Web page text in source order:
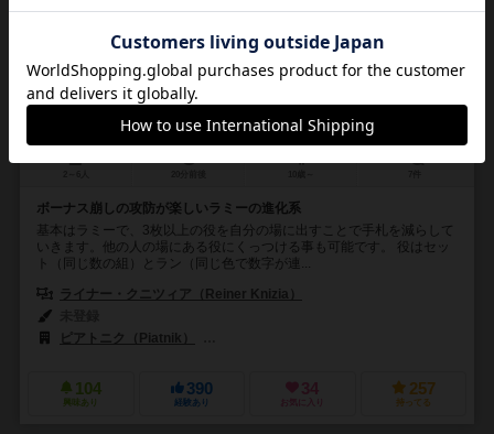
ラミー17
Rummy 17
6.0
ボーナス崩しの攻防が楽しいラミーの進化系
基本はラミーで、3枚以上の役を自分の場に出すことで手札を減らして
いきます。他の人の場にある役にくっつける事も可能です。 役はセッ
ト（同じ数の組）とラン（同じ色で数字が連...
ライナー・クニツィア（Reiner Knizia）
ピアトニク（Piatnik）
104
興味あり
390
経験あり
34
お気に入り
257
持ってる